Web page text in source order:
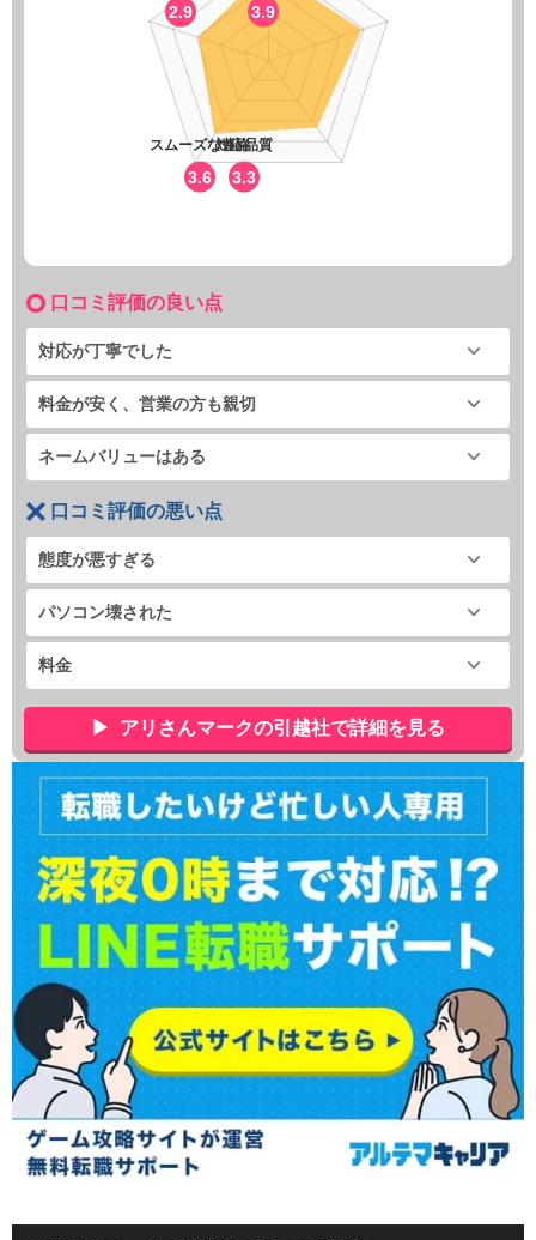
3.9
対応品質
3.3
スムーズな連絡
3.6
2.9
口コミ評価の良い点
対応が丁寧でした
料金が安く、営業の方も親切
ネームバリューはある
口コミ評価の悪い点
態度が悪すぎる
パソコン壊された
料金
アリさんマークの引越社で詳細を見る